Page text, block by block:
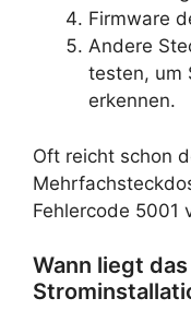
Firmware
Andere
testen, um
erkennen.
Oft reicht schon
Fehlercode 5001
Wann liegt